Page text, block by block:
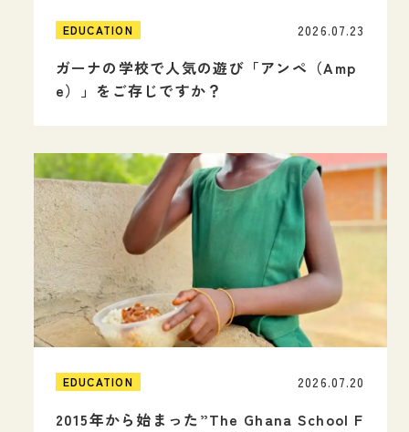
EDUCATION
ガーナの学校で人気の遊び「アンペ（Amp
e）」をご存じですか？
2026.07.23
EDUCATION
2015年から始まった”The Ghana School F
2026.07.20